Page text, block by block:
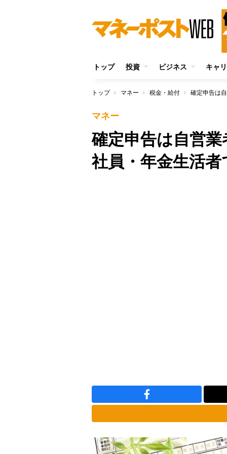
トップ 投資 ビジネス キャ
トップ マネー 税金・給付
マネー
確定申告は自営
社員・年金生活